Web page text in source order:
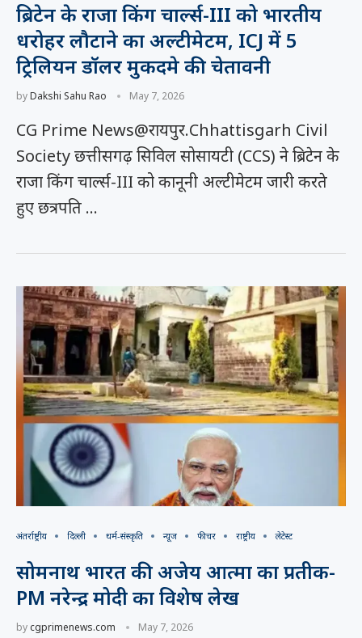
ब्रिटेन के राजा किंग चार्ल्स-III को भारतीय
धरोहर लौटाने का अल्टीमेटम, ICJ में 5
ट्रिलियन डॉलर मुकदमे की चेतावनी
byDakshi Sahu Rao May 7, 2026
CG Prime News@रायपुर.Chhattisgarh Civil
Society छत्तीसगढ़ सिविल सोसायटी (CCS) ने ब्रिटेन के
राजा किंग चार्ल्स-III को कानूनी अल्टीमेटम जारी करते
हुए छत्रपति …
अंतर्राष्ट्रीय दिल्ली धर्म-संस्कृति न्यूज फीचर राष्ट्रीय लेटेस्ट
सोमनाथ भारत की अजेय आत्मा का प्रतीक-
PM नरेन्द्र मोदी का विशेष लेख
bycgprimenews.com May 7, 2026